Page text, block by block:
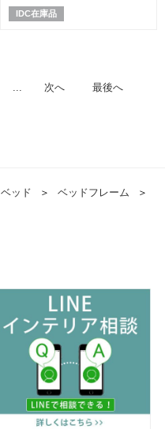
IDC在庫品
次へ 最後へ
ベッド ＞ ベッドフレーム
＞